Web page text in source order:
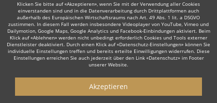
Klicken Sie bitte auf «Akzeptieren», wenn Sie mit der Verwendung aller Cookies
einverstanden sind und in die Datenverarbeitung durch Drittplattformen auch
außerhalb des Europäischen Wirtschaftsraums nach Art. 49 Abs. 1 lit. a DSGVO
zustimmen. In diesem Fall werden insbesondere Videoplayer von YouTube, Vimeo und
Dailymotion, Google Maps, Google Analytics und Facebook-Einbindungen aktiviert. Beim
Klick auf «Ablehnen» werden nicht unbedingt erforderlich Cookies und Tools externer
Dienstleister deaktiviert. Durch einen Klick auf «Datenschutz-Einstellungen» können Sie
individuelle Einstellungen treffen und bereits erteilte Einwilligungen widerrufen. Diese
Einstellungen erreichen Sie auch jederzeit über den Link «Datenschutz» im Footer
unserer Website.
Akzeptieren